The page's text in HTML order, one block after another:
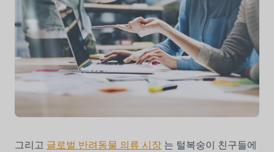
그리고 글로벌 반려동물 의류 시장 는 털복숭이 친구들에